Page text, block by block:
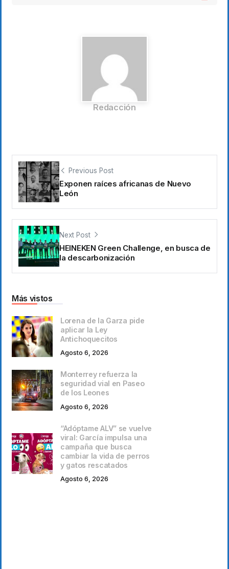
Redacción
Previous Post
Exponen raíces africanas de Nuevo
León
Next Post
HEINEKEN Green Challenge, en busca de
la descarbonización
Más vistos
Lorena de la Garza pide
aplicar la Ley
Antichoquecitos
Agosto 6, 2026
Monterrey refuerza la
seguridad vial en Paseo
de los Leones
Agosto 6, 2026
“Adóptame ALV” se vuelve
viral: García impulsa una
campaña que busca
cambiar la vida de perros
y gatos rescatados
Agosto 6, 2026